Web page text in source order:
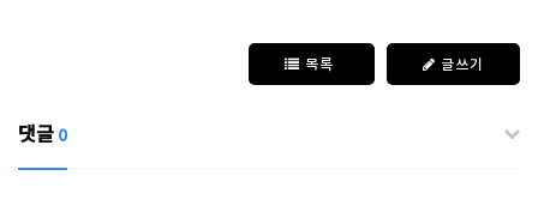
목록 글쓰기
댓글 0